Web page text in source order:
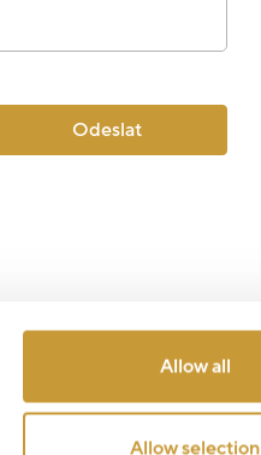
Allow all
Allow selection
Odeslat